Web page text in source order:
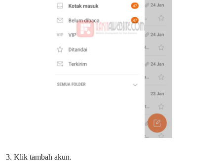
3. Klik tambah akun.